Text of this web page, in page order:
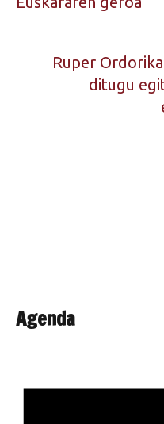
Ruper
ditugu
Agenda